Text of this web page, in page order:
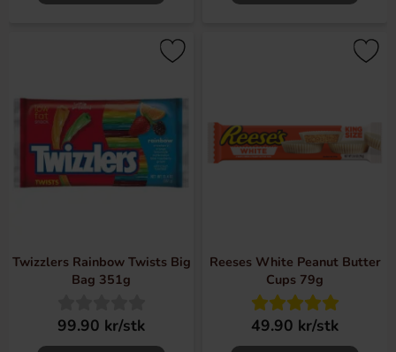
Twizzlers Rainbow Twists Big
Bag 351g
99.90 kr/stk
Reeses White Peanut Butter
Cups 79g
49.90 kr/stk